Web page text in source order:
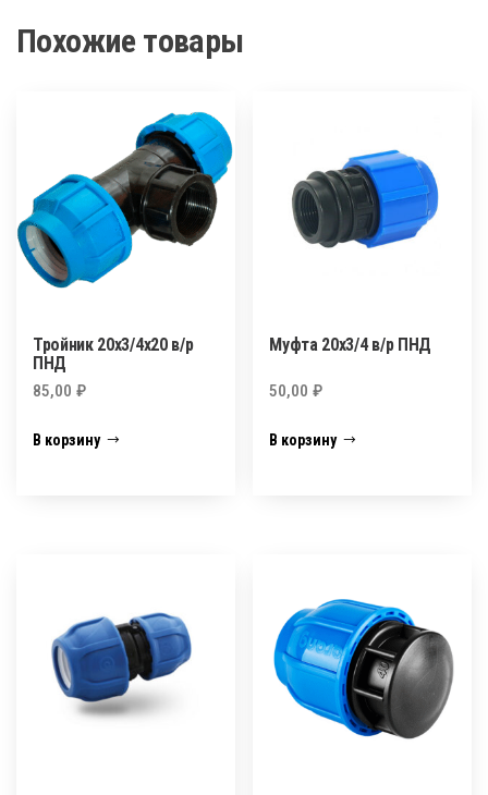
Похожие товары
Тройник 20х3/4х20 в/р
ПНД
85,00 ₽
В корзину
Муфта 20х3/4 в/р ПНД
50,00₽
В корзину